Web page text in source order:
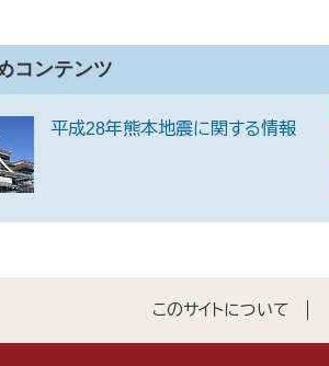
コンテンツ
平成28年熊本地震に関する情報
このサイトについて